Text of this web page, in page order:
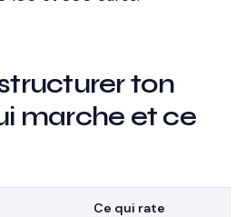
ton
marche et ce
Ce qui rate